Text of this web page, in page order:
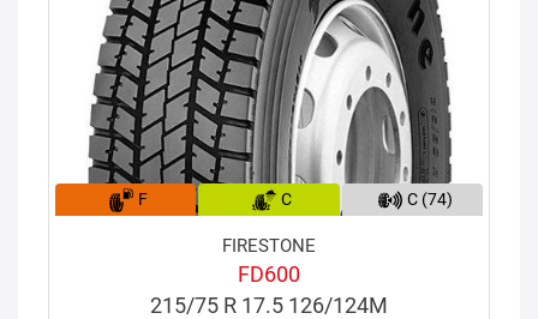
F C C (74)
FIRESTONE
FD600
215/75 R 17.5 126/124M